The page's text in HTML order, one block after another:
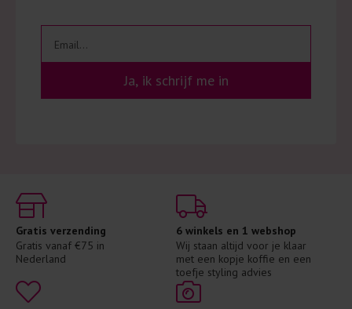
Ja, ik schrijf me in
Gratis verzending
Gratis vanaf €75 in
Nederland
6 winkels en 1 webshop
Wij staan altijd voor je klaar
met een kopje koffie en een
toefje styling advies